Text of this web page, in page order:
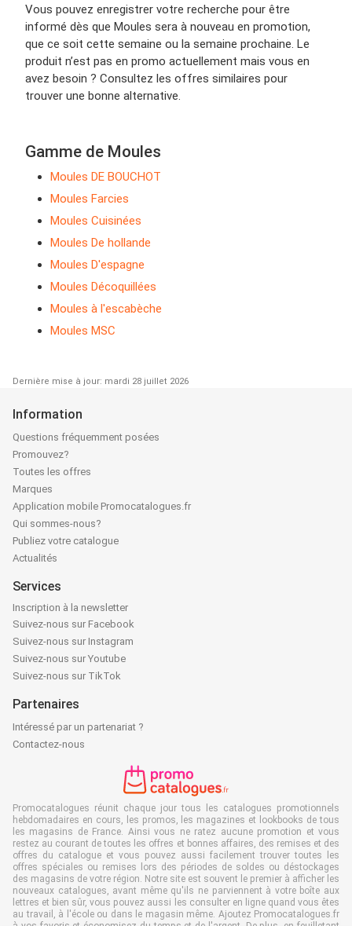
Vous pouvez enregistrer votre recherche pour être
informé dès que Moules sera à nouveau en promotion,
que ce soit cette semaine ou la semaine prochaine. Le
produit n’est pas en promo actuellement mais vous en
avez besoin ? Consultez les offres similaires pour
trouver une bonne alternative.
Gamme de Moules
Moules DE BOUCHOT
Moules Farcies
Moules Cuisinées
Moules De hollande
Moules D'espagne
Moules Décoquillées
Moules à l'escabèche
Moules MSC
Dernière mise à jour: mardi 28 juillet 2026
Information
Questions fréquemment posées
Promouvez?
Toutes les offres
Marques
Application mobile Promocatalogues.fr
Qui sommes-nous?
Publiez votre catalogue
Actualités
Services
Inscription à la newsletter
Suivez-nous sur Facebook
Suivez-nous sur Instagram
Suivez-nous sur Youtube
Suivez-nous sur TikTok
Partenaires
Intéressé par un partenariat ?
Contactez-nous
Promocatalogues réunit chaque jour tous les catalogues promotionnels
hebdomadaires en cours, les promos, les magazines et lookbooks de tous
les magasins de France. Ainsi vous ne ratez aucune promotion et vous
restez au courant de toutes les offres et bonnes affaires, des remises et des
offres du catalogue et vous pouvez aussi facilement trouver toutes les
offres spéciales ou remises lors des périodes de soldes ou déstockages
des magasins de votre région. Notre site est souvent le premier à afficher les
nouveaux catalogues, avant même qu'ils ne parviennent à votre boîte aux
lettres et bien sûr, vous pouvez aussi les consulter en ligne quand vous êtes
au travail, à l'école ou dans le magasin même. Ajoutez Promocatalogues.fr